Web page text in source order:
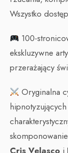
Wszystko
100-
ekskluzywne
przerażający
Oryginalna
Cris Velasco i